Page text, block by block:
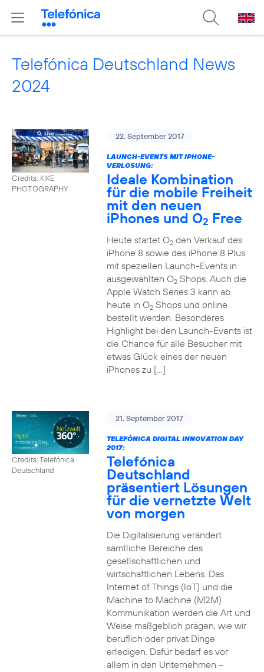
Telefónica Deutschland News
2024
Credits: KIKE
PHOTOGRAPHY
22. September 2017
LAUNCH-EVENTS MIT IPHONE-
VERLOSUNG:
Ideale Kombination
für die mobile Freiheit
mit den neuen
iPhones und O2 Free
Heute startet O2den Verkauf des
iPhone 8 sowie des iPhone 8 Plus
mit speziellen Launch-Events in
ausgewählten O2Shops. Auch die
Apple Watch Series 3 kann ab
heute in O2Shops und online
bestellt werden. Besonderes
Highlight bei den Launch-Events ist
die Chance für alle Besucher mit
etwas Glück eines der neuen
iPhones zu […]
Credits: Telefónica
Deutschland
21. September 2017
TELEFÓNICA DIGITAL INNOVATION DAY
2017:
Telefónica
Deutschland
präsentiert Lösungen
für die vernetzte Welt
von morgen
Die Digitalisierung verändert
sämtliche Bereiche des
gesellschaftlichen und
wirtschaftlichen Lebens. Das
Internet of Things (IoT) und die
Machine to Machine (M2M)
Kommunikation werden die Art und
Weise maßgeblich prägen, wie wir
beruflich oder privat Dinge
erledigen. Dafür bedarf es vor
allem in den Unternehmen –